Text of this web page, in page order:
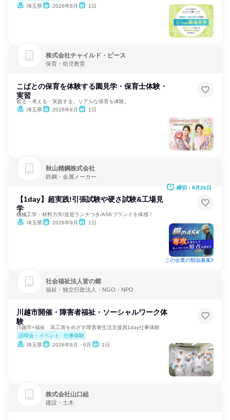
埼玉県
2026年8月 1日
株式会社チャイルド・ピース
保育・幼児教育
こばとの保育を体験する園見学・保育士体験・
実習
観る・考える・実践する。リアルな保育を体験。
埼玉県
2026年8月 1日
秋山精鋼株式会社
鉄鋼・金属メーカー
【1day】超実践!引張試験や硬さ試験&工場見
学
機械工学・材料力学/送迎ランチつき/ASKブランドを体感！
埼玉県
2026年9月 1日
締切：8月26日
この企業の類似募集
社会福祉法人皆の郷
福祉・独立行政法人・NGO・NPO
川越市開催・障害者福祉・ソーシャルワーク体
験
川越市×福祉 高工賃をめざす障害者生活支援員1day仕事体験
説明会・イベント
仕事体験
埼玉県
2026年8月・9月 1日
株式会社山口組
建設・土木